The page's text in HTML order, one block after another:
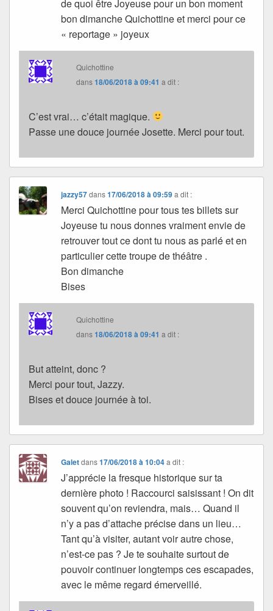
de quoi être Joyeuse pour un bon moment
bon dimanche Quichottine et merci pour ce
« reportage » joyeux
Quichottine
dans18/06/2018 à 09:41 a dit :
C’est vrai… c’était magique.
Passe une douce journée Josette. Merci pour tout.
jazzy57dans17/06/2018 à 09:59 a dit :
Merci Quichottine pour tous tes billets sur
Joyeuse tu nous donnes vraiment envie de
retrouver tout ce dont tu nous as parlé et en
particulier cette troupe de théâtre .
Bon dimanche
Bises
Quichottine
dans18/06/2018 à 09:41 a dit :
But atteint, donc ?
Merci pour tout, Jazzy.
Bises et douce journée à toi.
Galetdans17/06/2018 à 10:04 a dit :
J’apprécie la fresque historique sur ta
dernière photo ! Raccourci saisissant ! On dit
souvent qu’on reviendra, mais… Quand il
n’y a pas d’attache précise dans un lieu…
Tant qu’à visiter, autant voir autre chose,
n’est-ce pas ? Je te souhaite surtout de
pouvoir continuer longtemps ces escapades,
avec le même regard émerveillé.